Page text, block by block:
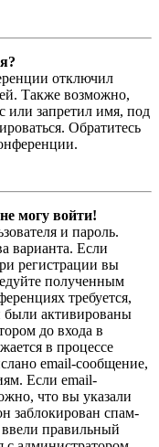
отключил
Также возможно,
или запретил имя, под
Обратитесь
могу войти!
и пароль.
варианта. Если
регистрации вы
полученным
требуется,
были активированы
до входа в
в процессе
email-сообщение,
Если email-
что вы указали
заблокирован спам-
правильный